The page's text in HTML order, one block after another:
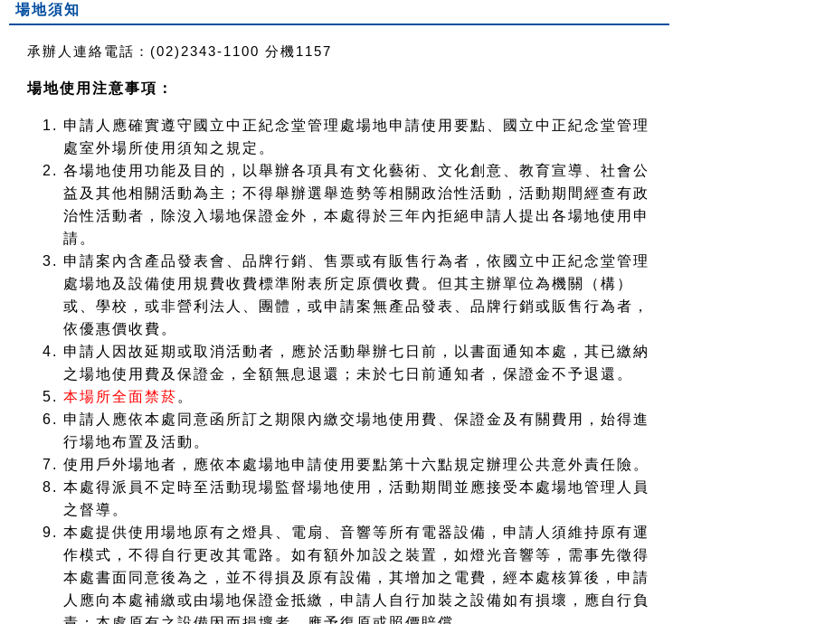
場地須知
承辦人連絡電話：(02)2343-1100 分機1157
場地使用注意事項：
申請人應確實遵守國立中正紀念堂管理處場地申請使用要點、國立中正紀念堂管理
處室外場所使用須知之規定。
各場地使用功能及目的，以舉辦各項具有文化藝術、文化創意、教育宣導、社會公
益及其他相關活動為主；不得舉辦選舉造勢等相關政治性活動，活動期間經查有政
治性活動者，除沒入場地保證金外，本處得於三年內拒絕申請人提出各場地使用申
請。
申請案內含產品發表會、品牌行銷、售票或有販售行為者，依國立中正紀念堂管理
處場地及設備使用規費收費標準附表所定原價收費。但其主辦單位為機關（構）
或、學校，或非營利法人、團體，或申請案無產品發表、品牌行銷或販售行為者，
依優惠價收費。
申請人因故延期或取消活動者，應於活動舉辦七日前，以書面通知本處，其已繳納
之場地使用費及保證金，全額無息退還；未於七日前通知者，保證金不予退還。
本場所全面禁菸 。
申請人應依本處同意函所訂之期限內繳交場地使用費、保證金及有關費用，始得進
行場地布置及活動。
使用戶外場地者，應依本處場地申請使用要點第十六點規定辦理公共意外責任險。
本處得派員不定時至活動現場監督場地使用，活動期間並應接受本處場地管理人員
之督導。
本處提供使用場地原有之燈具、電扇、音響等所有電器設備，申請人須維持原有運
作模式，不得自行更改其電路。如有額外加設之裝置，如燈光音響等，需事先徵得
本處書面同意後為之，並不得損及原有設備，其增加之電費，經本處核算後，申請
人應向本處補繳或由場地保證金抵繳，申請人自行加裝之設備如有損壞，應自行負